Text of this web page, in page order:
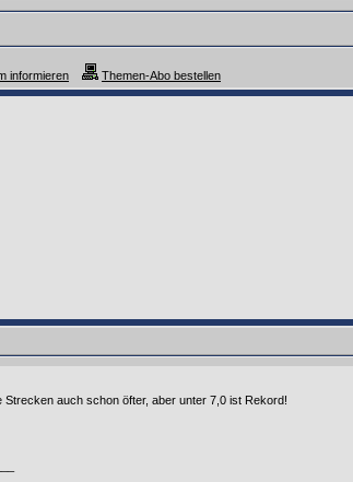
informieren Themen-Abo bestellen
auch schon öfter, aber unter 7,0 ist Rekord!